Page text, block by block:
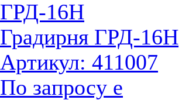
Градирня ГРД-16Н
Артикул: 411007
По запросу е